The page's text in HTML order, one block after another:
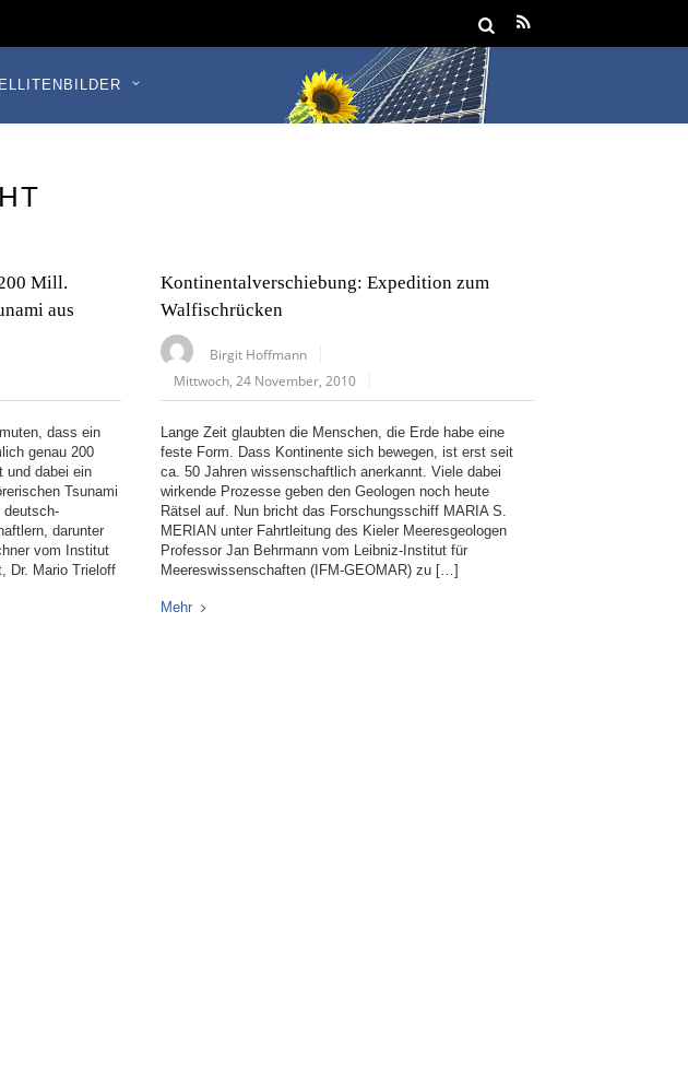
Mill.
aus
dass ein
genau 200
und dabei ein
Tsunami
deutsch-
darunter
vom Institut
Dr. Mario Trieloff
Kontinentalverschiebung: Expedition zum
Walfischrücken
Birgit Hoffmann
Mittwoch, 24 November, 2010
Lange Zeit glaubten die Menschen, die Erde habe eine
feste Form. Dass Kontinente sich bewegen, ist erst seit
ca. 50 Jahren wissenschaftlich anerkannt. Viele dabei
wirkende Prozesse geben den Geologen noch heute
Rätsel auf. Nun bricht das Forschungsschiff MARIA S.
MERIAN unter Fahrtleitung des Kieler Meeresgeologen
Professor Jan Behrmann vom Leibniz-Institut für
Meereswissenschaften (IFM-GEOMAR) zu […]
Mehr